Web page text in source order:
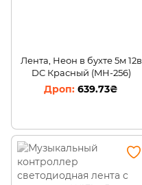
Лента, Неон в бухте 5м 12в
DC Красный (MH-256)
639.73₴